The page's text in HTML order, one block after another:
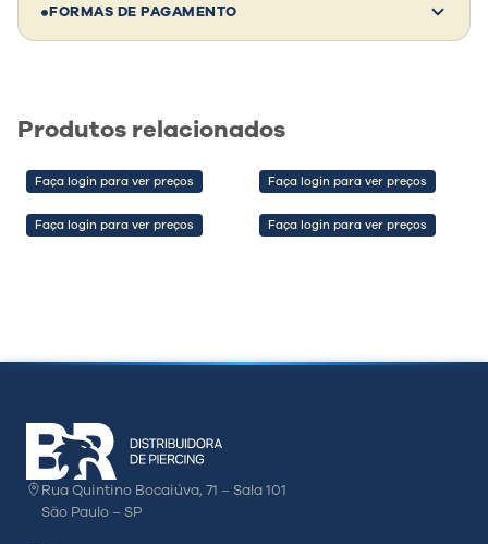
Comprando 10 unidades deste modelo:
Lucro estimado:—
💡 Dica de parceiro
Clientes não compram só pelo preço —
•FORMAS DE PAGAMENTO
Produtos relacionados
Faça login para ver preços Faça login para ver preços
Faça login para ver preços Faça login para ver preços
Rua Quintino Bocaiúva, 71 – Sala 101
São Paulo – SP